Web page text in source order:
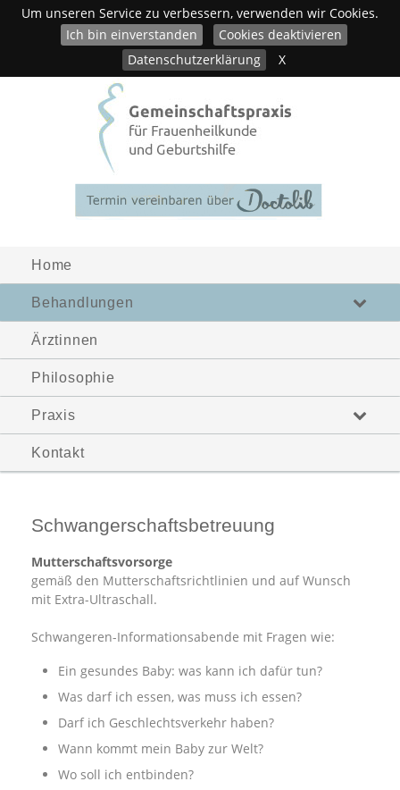
Um unseren Service zu verbessern, verwenden wir Cookies.
Ich bin einverstanden
Cookies deaktivieren
Datenschutzerklärung
X
Home
Behandlungen
Ärztinnen
Philosophie
Praxis
Kontakt
Schwangerschaftsbetreuung
Mutterschaftsvorsorge
gemäß den Mutterschaftsrichtlinien und auf Wunsch
mit Extra-Ultraschall.
Schwangeren-Informationsabende mit Fragen wie:
Ein gesundes Baby: was kann ich dafür tun?
Was darf ich essen, was muss ich essen?
Darf ich Geschlechtsverkehr haben?
Wann kommt mein Baby zur Welt?
Wo soll ich entbinden?